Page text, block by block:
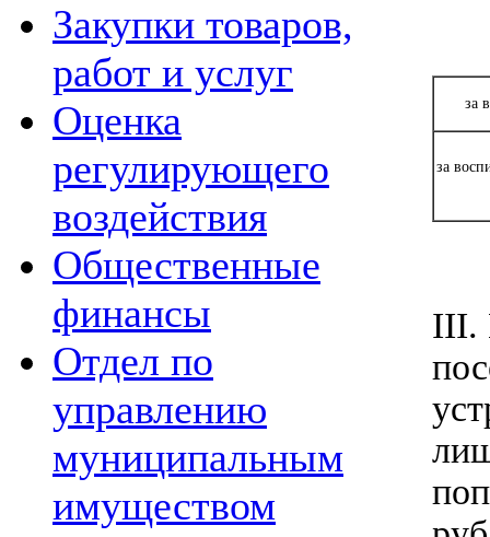
Закупки товаров,
работ и услуг
Оценка
регулирующего
воздействия
Общественные
финансы
Отдел по
управлению
муниципальным
имуществом
за
за
III.